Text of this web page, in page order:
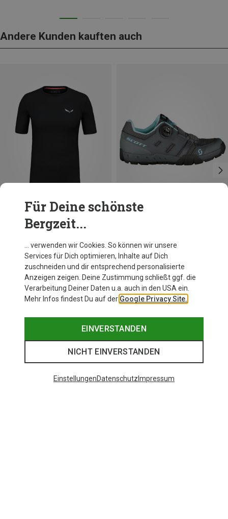
Andere Kunden kauften auch
Herren Cristallo Warm AMR T-Shirt
L XL XXL
Scott
109,40 €
Für Deine schönste
Bergzeit...
… verwenden wir Cookies. So können wir unsere
Services für Dich optimieren, Inhalte auf Dich
zuschneiden und dir entsprechend personalisierte
Anzeigen zeigen. Deine Zustimmung schließt ggf. die
Verarbeitung Deiner Daten u.a. auch in den USA ein.
Mehr Infos findest Du auf der Google Privacy Site.
EINVERSTANDEN
NICHT EINVERSTANDEN
EinstellungenDatenschutz Impressum